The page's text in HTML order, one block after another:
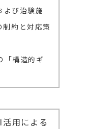
よび治験施
約と対応策
「構造的ギ
用による